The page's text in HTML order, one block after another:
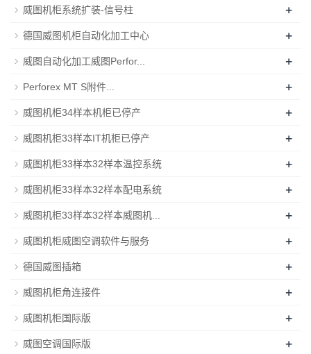
威图机柜系统扩装-信号柱 +
德国威图机柜自动化加工中心 +
威图自动化加工威图Perfor... +
Perforex MT S附件... +
威图机柜34样本机柜已停产 +
威图机柜33样本IT机柜已停产 +
威图机柜33样本32样本温控系统 +
威图机柜33样本32样本配电系统 +
威图机柜33样本32样本威图机... +
威图机柜威图空调软件与服务 +
德国威图插箱 +
威图机柜角连接件 +
威图机柜国际版 +
威图空调国际版 +